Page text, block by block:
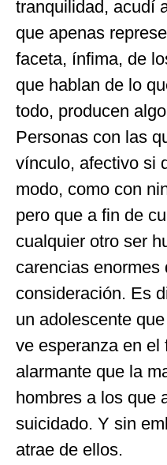
tranquilidad, acudí
que apenas
faceta, ínfima, de
que hablan de lo
todo, producen
Personas con las
vínculo, afectivo si
modo, como con
pero que a fin de
cualquier otro ser
carencias enormes
consideración. Es
un adolescente
ve esperanza en el
alarmante que la
hombres a los que
suicidado. Y sin
atrae de ellos.